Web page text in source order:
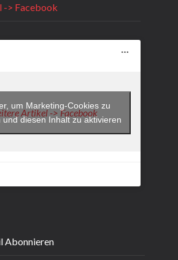
> Facebook
Artikel -> Facebook
um Marketing-Cookies zu
und diesen Inhalt zu aktivieren
Abonnieren